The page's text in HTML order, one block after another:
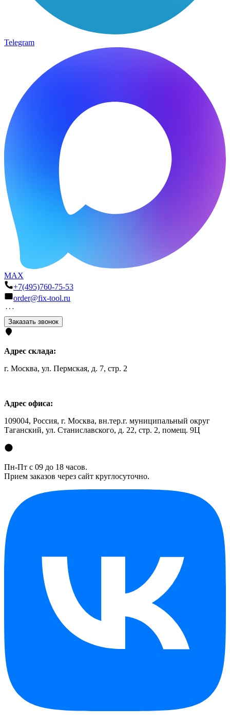
Telegram
MAX
+7(495)760-75-53
order@fix-tool.ru
Заказать звонок
Адрес склада:
г. Москва, ул. Пермская, д. 7, стр. 2
Адрес офиса:
109004, Россия, г. Москва, вн.тер.г. муниципальный округ
Таганский, ул. Станиславского, д. 22, стр. 2, помещ. 9Ц
Пн-Пт с 09 до 18 часов.
Прием заказов через сайт круглосуточно.